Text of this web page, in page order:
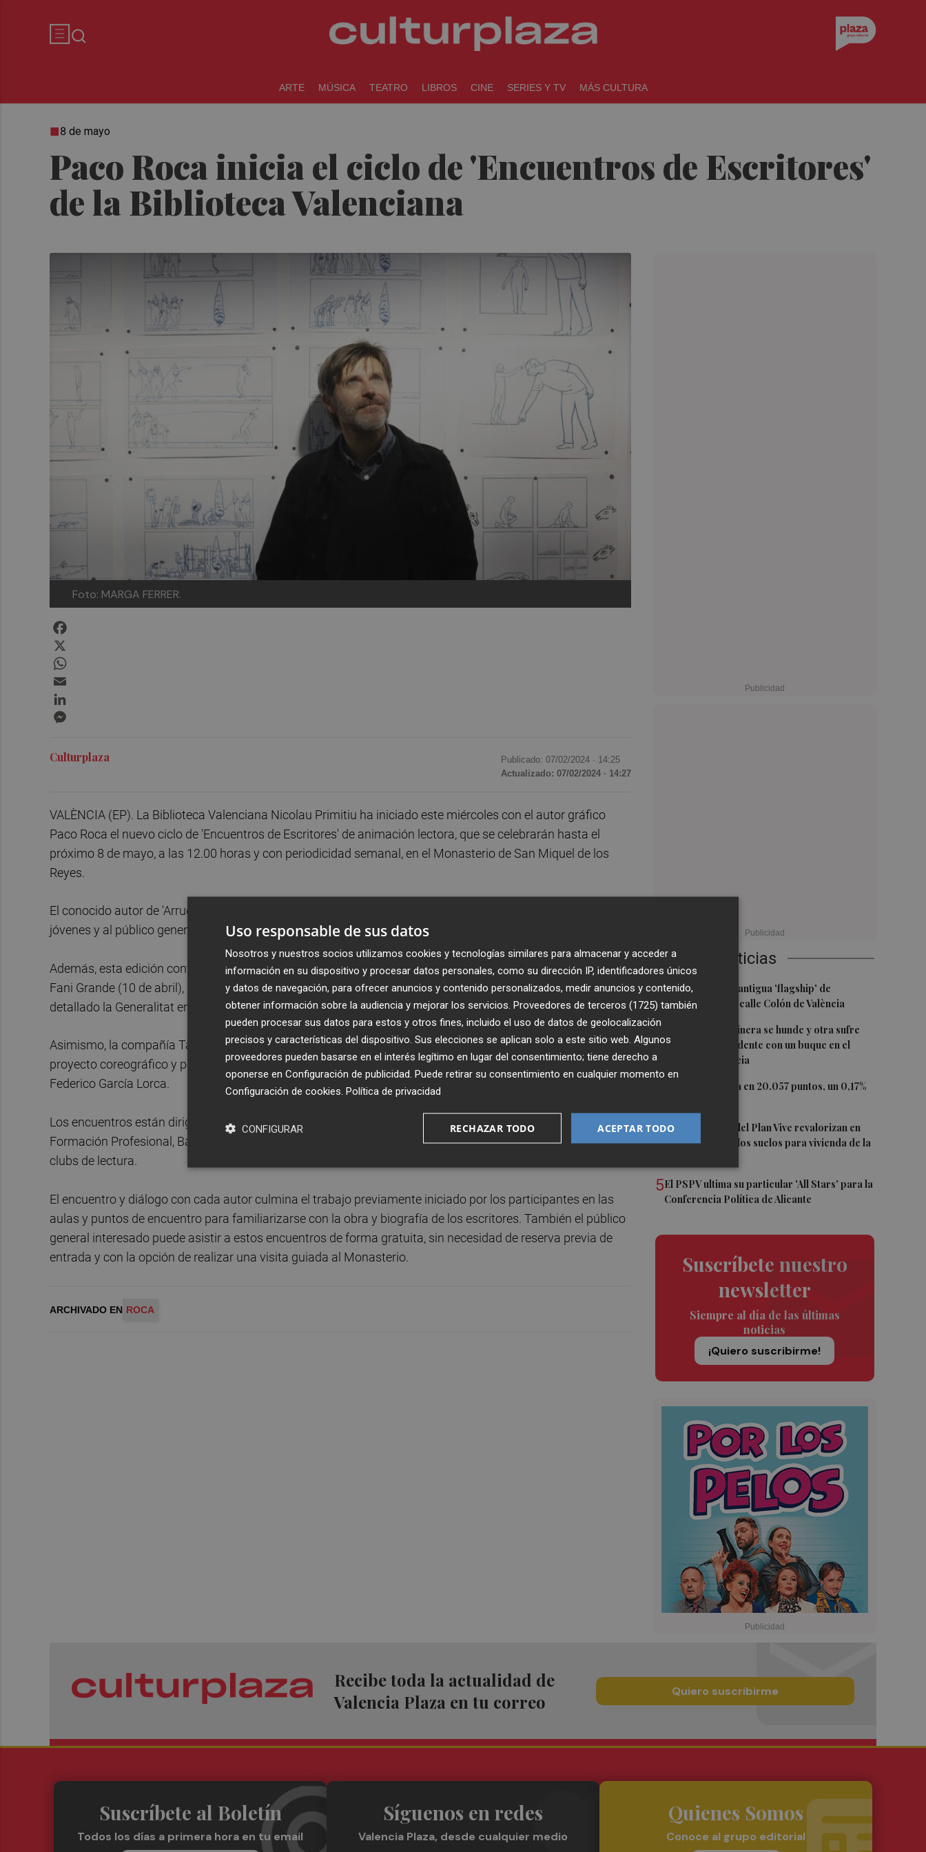
ARTE MÚSICA TEATRO LIBROS CINE SERIES Y TV MÁS CULTURA
Paco Roca inicia el ciclo de 'Encuentros de Escritores'
de la Biblioteca Valenciana
8 de mayo
Foto: MARGA FERRER.
Últimas Noticias
1Oysho ocupa la antigua 'flagship' de
Nespresso en la calle Colón de València
2
Una batea clochinera se hunde y otra sufre
daños en un incidente con un buque en el
puerto de Valencia
El Ibex 35 cierra en 20.057 puntos, un 0,17%
4Los concursos del Plan Vive revalorizan en
casi 12 millones los suelos para vivienda de la
5El PSPV ultima su particular 'All Stars' para la
Conferencia Política de Alicante
Suscríbete nuestro
newsletter
Siempre al día de las últimas
noticias
¡Quiero suscribirme!
Culturplaza Publicado: 07/02/2024 · 14:25
Actualizado: 07/02/2024 · 14:27
VALÈNCIA (EP). La Biblioteca Valenciana Nicolau Primitiu ha iniciado este miércoles con el autor gráfico
Paco Roca el nuevo ciclo de 'Encuentros de Escritores' de animación lectora, que se celebrarán hasta el
próximo 8 de mayo, a las 12.00 horas y con periodicidad semanal, en el Monasterio de San Miquel de los
Reyes.
El conocido autor de 'Arrugas' y 'El tesoro del cisne negro' abre así esta iniciativa para acercar la lectura a los
jóvenes y al público general impulsada por la Vicepresidencia Primera y Conselleria de Cultura y Deporte.
Además, esta edición contará con los escritores Pasqual Alapont (14 de febrero), David Vid (6 de marzo),
Fani Grande (10 de abril), Begonya Pozo (17 abril), Laura Ferrero (24 abril) y Vicente Gallego (8 de mayo), ha
detallado la Generalitat en un comunicado.
Asimismo, la compañía Taiat Dansa participará con tres funciones, los días 27, 28 y 29 de febrero, con un
proyecto coreográfico y pedagógico de danza y literatura basado en la obra 'La casa de Bernarda Alba', de
Federico García Lorca.
Los encuentros están dirigidos al alumnado de centros de Primaria, Secundaria, ciclos formativos de
Formación Profesional, Bachillerato, escuelas de adultos, así como a miembros de asociaciones culturales y
clubs de lectura.
El encuentro y diálogo con cada autor culmina el trabajo previamente iniciado por los participantes en las
aulas y puntos de encuentro para familiarizarse con la obra y biografía de los escritores. También el público
general interesado puede asistir a estos encuentros de forma gratuita, sin necesidad de reserva previa de
entrada y con la opción de realizar una visita guiada al Monasterio.
ARCHIVADO EN ROCA
Recibe toda la actualidad de
Valencia Plaza en tu correo
Quiero suscribirme
Suscríbete al Boletín
Todos los días a primera hora en tu email
Síguenos en redes
Valencia Plaza, desde cualquier medio
Quienes Somos
Conoce al grupo editorial
Uso responsable de sus datos
Nosotros y nuestros socios utilizamos cookies y tecnologías similares para almacenar y acceder a
información en su dispositivo y procesar datos personales, como su dirección IP, identificadores únicos
y datos de navegación, para ofrecer anuncios y contenido personalizados, medir anuncios y contenido,
obtener información sobre la audiencia y mejorar los servicios. Proveedores de terceros (1725) también
pueden procesar sus datos para estos y otros fines, incluido el uso de datos de geolocalización
precisos y características del dispositivo. Sus elecciones se aplican solo a este sitio web. Algunos
proveedores pueden basarse en el interés legítimo en lugar del consentimiento; tiene derecho a
oponerse en Configuración de publicidad . Puede retirar su consentimiento en cualquier momento en
Configuración de cookies Política de privacidad
ACEPTAR TODO
RECHAZAR TODO
CONFIGURAR